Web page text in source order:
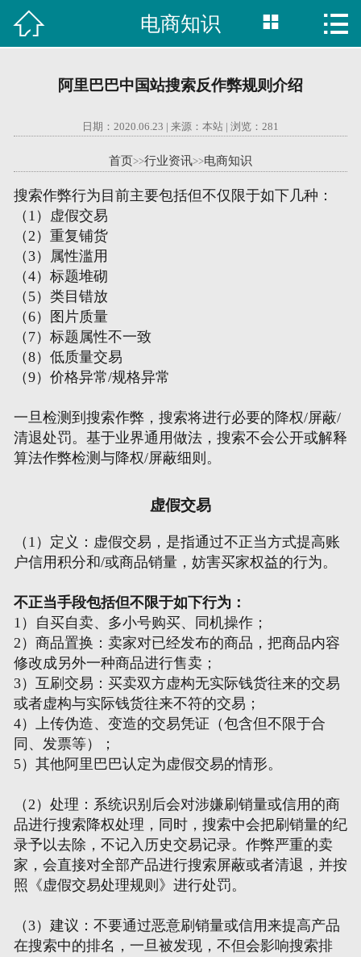
 首页
行业资讯
文本地图
 电商知识  
阿里巴巴中国站搜索反作弊规则介绍
日期：2020.06.23 | 来源：本站 | 浏览： 281
首页>>行业资讯>>电商知识
搜索作弊行为目前主要包括但不仅限于如下几种：
（1）虚假交易
（2）重复铺货
（3）属性滥用
（4）标题堆砌
（5）类目错放
（6）图片质量
（7）标题属性不一致
（8）低质量交易
（9）价格异常/规格异常
一旦检测到搜索作弊，搜索将进行必要的降权/屏蔽/
清退处罚。基于业界通用做法，搜索不会公开或解释
算法作弊检测与降权/屏蔽细则。
虚假交易
（1）定义：虚假交易，是指通过不正当方式提高账
户信用积分和/或商品销量，妨害买家权益的行为。
不正当手段包括但不限于如下行为：
1）自买自卖、多小号购买、同机操作；
2）商品置换：卖家对已经发布的商品，把商品内容
修改成另外一种商品进行售卖；
3）互刷交易：买卖双方虚构无实际钱货往来的交易
或者虚构与实际钱货往来不符的交易；
4）上传伪造、变造的交易凭证（包含但不限于合
同、发票等）；
5）其他阿里巴巴认定为虚假交易的情形。
（2）处理：系统识别后会对涉嫌刷销量或信用的商
品进行搜索降权处理，同时，搜索中会把刷销量的纪
录予以去除，不记入历史交易记录。作弊严重的卖
家，会直接对全部产品进行搜索屏蔽或者清退，并按
照《虚假交易处理规则》进行处罚。
（3）建议：不要通过恶意刷销量或信用来提高产品
在搜索中的排名，一旦被发现，不但会影响搜索排